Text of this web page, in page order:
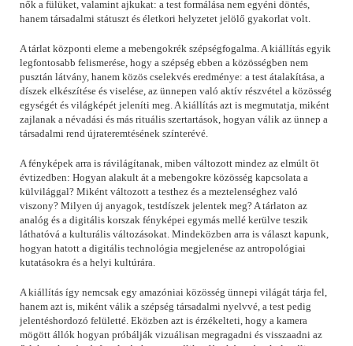
nők a fülüket, valamint ajkukat: a test formálása nem egyéni döntés,
hanem társadalmi státuszt és életkori helyzetet jelölő gyakorlat volt.
A tárlat központi eleme a mebengokrék szépségfogalma. A kiállítás egyik
legfontosabb felismerése, hogy a szépség ebben a közösségben nem
pusztán látvány, hanem közös cselekvés eredménye: a test átalakítása, a
díszek elkészítése és viselése, az ünnepen való aktív részvétel a közösség
egységét és világképét jeleníti meg. A kiállítás azt is megmutatja, miként
zajlanak a névadási és más rituális szertartások, hogyan válik az ünnep a
társadalmi rend újrateremtésének színterévé.
A fényképek arra is rávilágítanak, miben változott mindez az elmúlt öt
évtizedben: Hogyan alakult át a mebengokre közösség kapcsolata a
külvilággal? Miként változott a testhez és a meztelenséghez való
viszony? Milyen új anyagok, testdíszek jelentek meg? A tárlaton az
analóg és a digitális korszak fényképei egymás mellé kerülve teszik
láthatóvá a kulturális változásokat. Mindeközben arra is választ kapunk,
hogyan hatott a digitális technológia megjelenése az antropológiai
kutatásokra és a helyi kultúrára.
A kiállítás így nemcsak egy amazóniai közösség ünnepi világát tárja fel,
hanem azt is, miként válik a szépség társadalmi nyelvvé, a test pedig
jelentéshordozó felületté. Eközben azt is érzékelteti, hogy a kamera
mögött állók hogyan próbálják vizuálisan megragadni és visszaadni az